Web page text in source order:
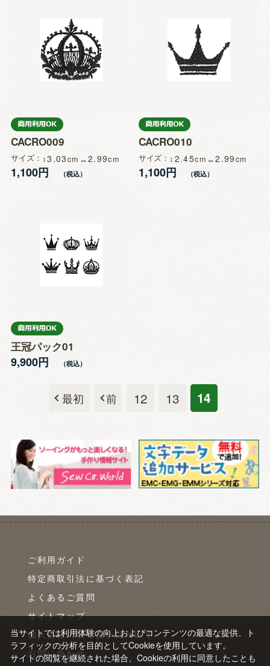
CACRO009
サイズ 3.03 2.99
1,100円
CACRO010
サイズ 2.45 2.99
1,100円
王冠パック01
9,900円
12 13 14
ご利用ガイド
特定商取引法に基づく表記
よくあるご質問
サイトマップ
個人情報の取り扱いについて
お問い合わせ
当サイトでは利用体験の向上およびコンテンツの最適な提供、ト
ラフィックの分析を目的としてCookieを使用しています。
サイトの閲覧を継続された場合、Cookieの利用に同意したことも